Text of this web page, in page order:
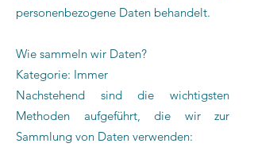
personenbezogene Daten behandelt.
Wie sammeln wir Daten?
Kategorie: Immer
Nachstehend sind die wichtigsten
Methoden aufgeführt, die wir zur
Sammlung von Daten verwenden: